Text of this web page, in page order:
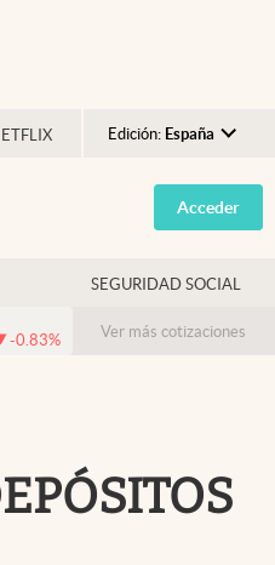
Edición: España
Argentina
España
USA
Colombia
Acceder
SEGURIDAD SOCIAL
-0.83% Ver más cotizaciones